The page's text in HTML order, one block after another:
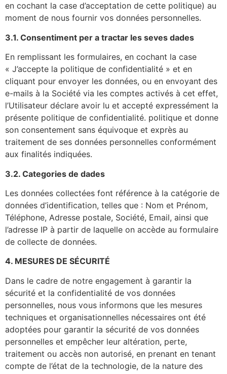
en cochant la case d’acceptation de cette politique) au
moment de nous fournir vos données personnelles.
3.1. Consentiment per a tractar les seves dades
En remplissant les formulaires, en cochant la case
« J’accepte la politique de confidentialité » et en
cliquant pour envoyer les données, ou en envoyant des
e-mails à la Société via les comptes activés à cet effet,
l’Utilisateur déclare avoir lu et accepté expressément la
présente politique de confidentialité. politique et donne
son consentement sans équivoque et exprès au
traitement de ses données personnelles conformément
aux finalités indiquées.
3.2. Categories de dades
Les données collectées font référence à la catégorie de
données d’identification, telles que : Nom et Prénom,
Téléphone, Adresse postale, Société, Email, ainsi que
l’adresse IP à partir de laquelle on accède au formulaire
de collecte de données.
4. MESURES DE SÉCURITÉ
Dans le cadre de notre engagement à garantir la
sécurité et la confidentialité de vos données
personnelles, nous vous informons que les mesures
techniques et organisationnelles nécessaires ont été
adoptées pour garantir la sécurité de vos données
personnelles et empêcher leur altération, perte,
traitement ou accès non autorisé, en prenant en tenant
compte de l’état de la technologie, de la nature des